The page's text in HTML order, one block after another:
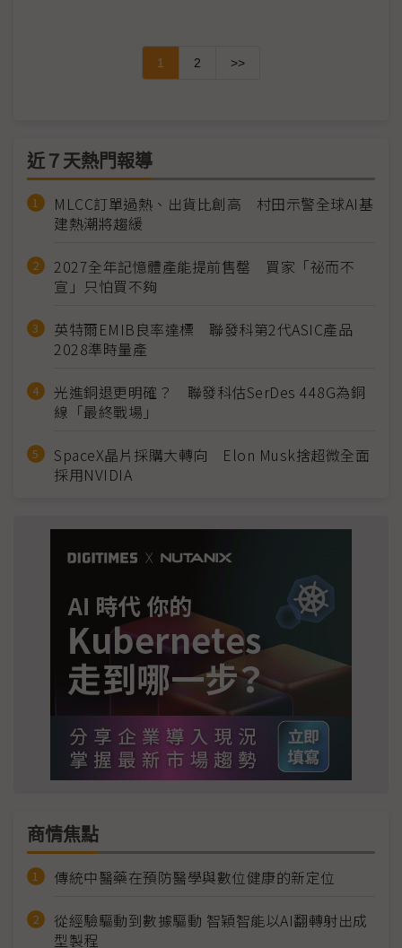
1 2 >>
近７天熱門報導
MLCC訂單過熱、出貨比創高 村田示警全球AI基
建熱潮將趨緩
2027全年記憶體產能提前售罄 買家「祕而不
宣」只怕買不夠
英特爾EMIB良率達標 聯發科第2代ASIC產品
2028準時量產
光進銅退更明確？ 聯發科估SerDes 448G為銅
線「最終戰場」
SpaceX晶片採購大轉向 Elon Musk捨超微全面
採用NVIDIA
商情焦點
傳統中醫藥在預防醫學與數位健康的新定位
從經驗驅動到數據驅動 智穎智能以AI翻轉射出成
型製程